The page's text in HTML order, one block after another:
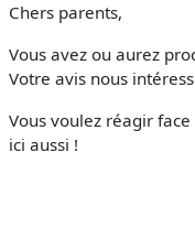
Chers parents,
Vous avez ou aurez
Votre avis nous
Vous voulez réagir
ici aussi !